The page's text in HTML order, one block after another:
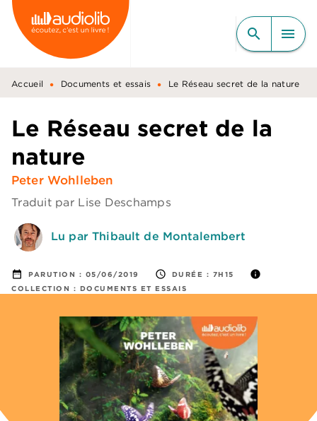
MENU RECHERCHE
CONTENU
PIED DE PAGE
search menu
Accueil • Documents et essais • Le Réseau secret de la nature
Le Réseau secret de la
nature
Peter Wohlleben
Traduit par Lise Deschamps
Lu par Thibault de Montalembert
date_range PARUTION : 05/06/2019 access_time DURÉE : 7H15 info
COLLECTION : DOCUMENTS ET ESSAIS